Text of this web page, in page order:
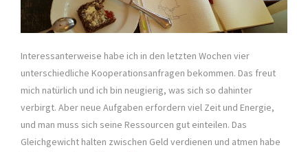
Interessanterweise habe ich in den letzten Wochen vier
unterschiedliche Kooperationsanfragen bekommen. Das freut
mich natürlich und ich bin neugierig, was sich so dahinter
verbirgt. Aber neue Aufgaben erfordern viel Zeit und Energie,
und man muss sich seine Ressourcen gut einteilen. Das
Gleichgewicht halten zwischen Geld verdienen und atmen habe